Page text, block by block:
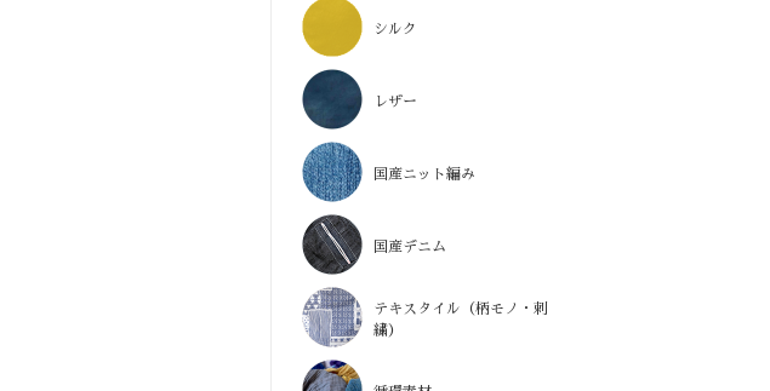
シルク
レザー
国産ニット編み
国産デニム
テキスタイル（柄モノ・刺
繍）